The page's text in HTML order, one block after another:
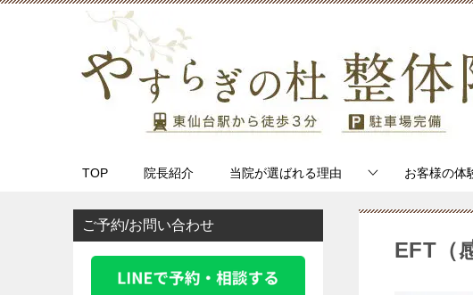
TOP 院長紹介 当院が選ばれる理由 お客様の体
EFT（
ご予約/お問い合わせ